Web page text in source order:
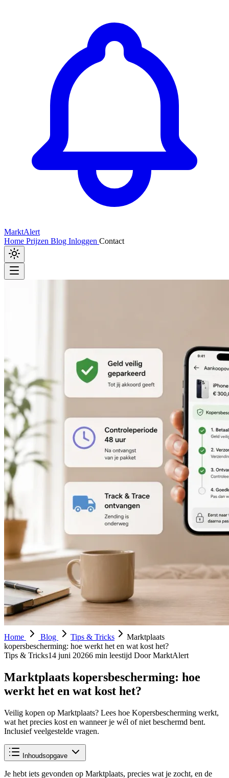
MarktAlert
Home Prijzen Blog Inloggen Contact
Home Blog Tips & Tricks
Marktplaats
kopersbescherming: hoe werkt het en wat kost het?
Tips & Tricks14 juni 20266 min leestijd Door MarktAlert
Marktplaats kopersbescherming: hoe
werkt het en wat kost het?
Veilig kopen op Marktplaats? Lees hoe Kopersbescherming werkt,
wat het precies kost en wanneer je wél of niet beschermd bent.
Inclusief veelgestelde vragen.
Inhoudsopgave
Je hebt iets gevonden op Marktplaats, precies wat je zocht, en de